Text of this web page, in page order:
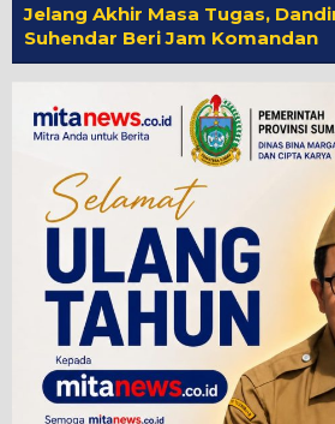
Jelang Akhir Masa Tugas,
Suhendar Beri Jam Komandan